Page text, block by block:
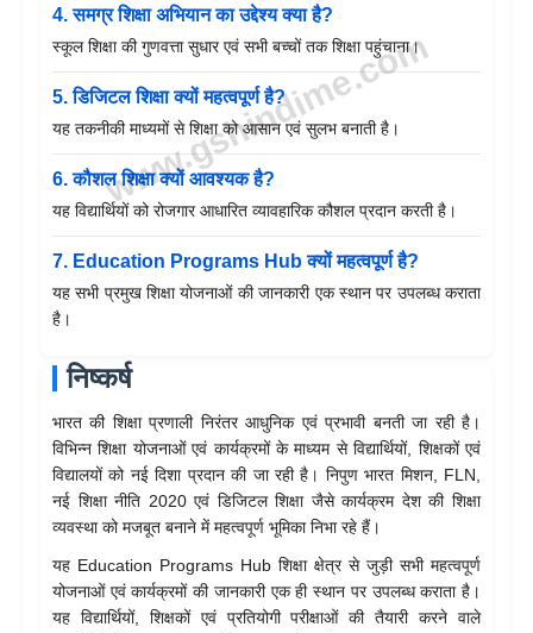
4. समग्र शिक्षा अभियान का उद्देश्य क्या है?
स्कूल शिक्षा की गुणवत्ता सुधार एवं सभी बच्चों तक शिक्षा पहुंचाना।
5. डिजिटल शिक्षा क्यों महत्वपूर्ण है?
यह तकनीकी माध्यमों से शिक्षा को आसान एवं सुलभ बनाती है।
6. कौशल शिक्षा क्यों आवश्यक है?
यह विद्यार्थियों को रोजगार आधारित व्यावहारिक कौशल प्रदान करती है।
7. Education Programs Hub क्यों महत्वपूर्ण है?
यह सभी प्रमुख शिक्षा योजनाओं की जानकारी एक स्थान पर उपलब्ध कराता
है।
निष्कर्ष
भारत की शिक्षा प्रणाली निरंतर आधुनिक एवं प्रभावी बनती जा रही है।
विभिन्न शिक्षा योजनाओं एवं कार्यक्रमों के माध्यम से विद्यार्थियों, शिक्षकों एवं
विद्यालयों को नई दिशा प्रदान की जा रही है। निपुण भारत मिशन, FLN,
नई शिक्षा नीति 2020 एवं डिजिटल शिक्षा जैसे कार्यक्रम देश की शिक्षा
व्यवस्था को मजबूत बनाने में महत्वपूर्ण भूमिका निभा रहे हैं।
यह Education Programs Hub शिक्षा क्षेत्र से जुड़ी सभी महत्वपूर्ण
योजनाओं एवं कार्यक्रमों की जानकारी एक ही स्थान पर उपलब्ध कराता है।
यह विद्यार्थियों, शिक्षकों एवं प्रतियोगी परीक्षाओं की तैयारी करने वाले